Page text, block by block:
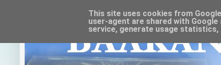
This site uses cookies from
user-agent are shared with
service, generate usage statistics,